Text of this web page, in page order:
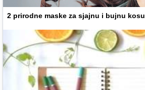
2 prirodne maske za sjajnu i bujnu kosu